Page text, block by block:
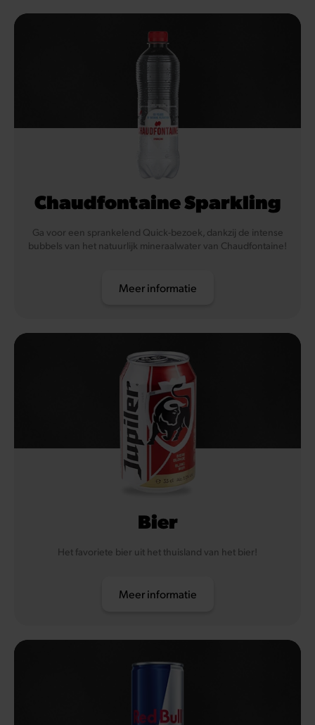
Chaudfontaine Sparkling
Ga voor een sprankelend Quick-bezoek, dankzij de intense
bubbels van het natuurlijk mineraalwater van Chaudfontaine!
Meer informatie
Bier
Het favoriete bier uit het thuisland van het bier!
Meer informatie